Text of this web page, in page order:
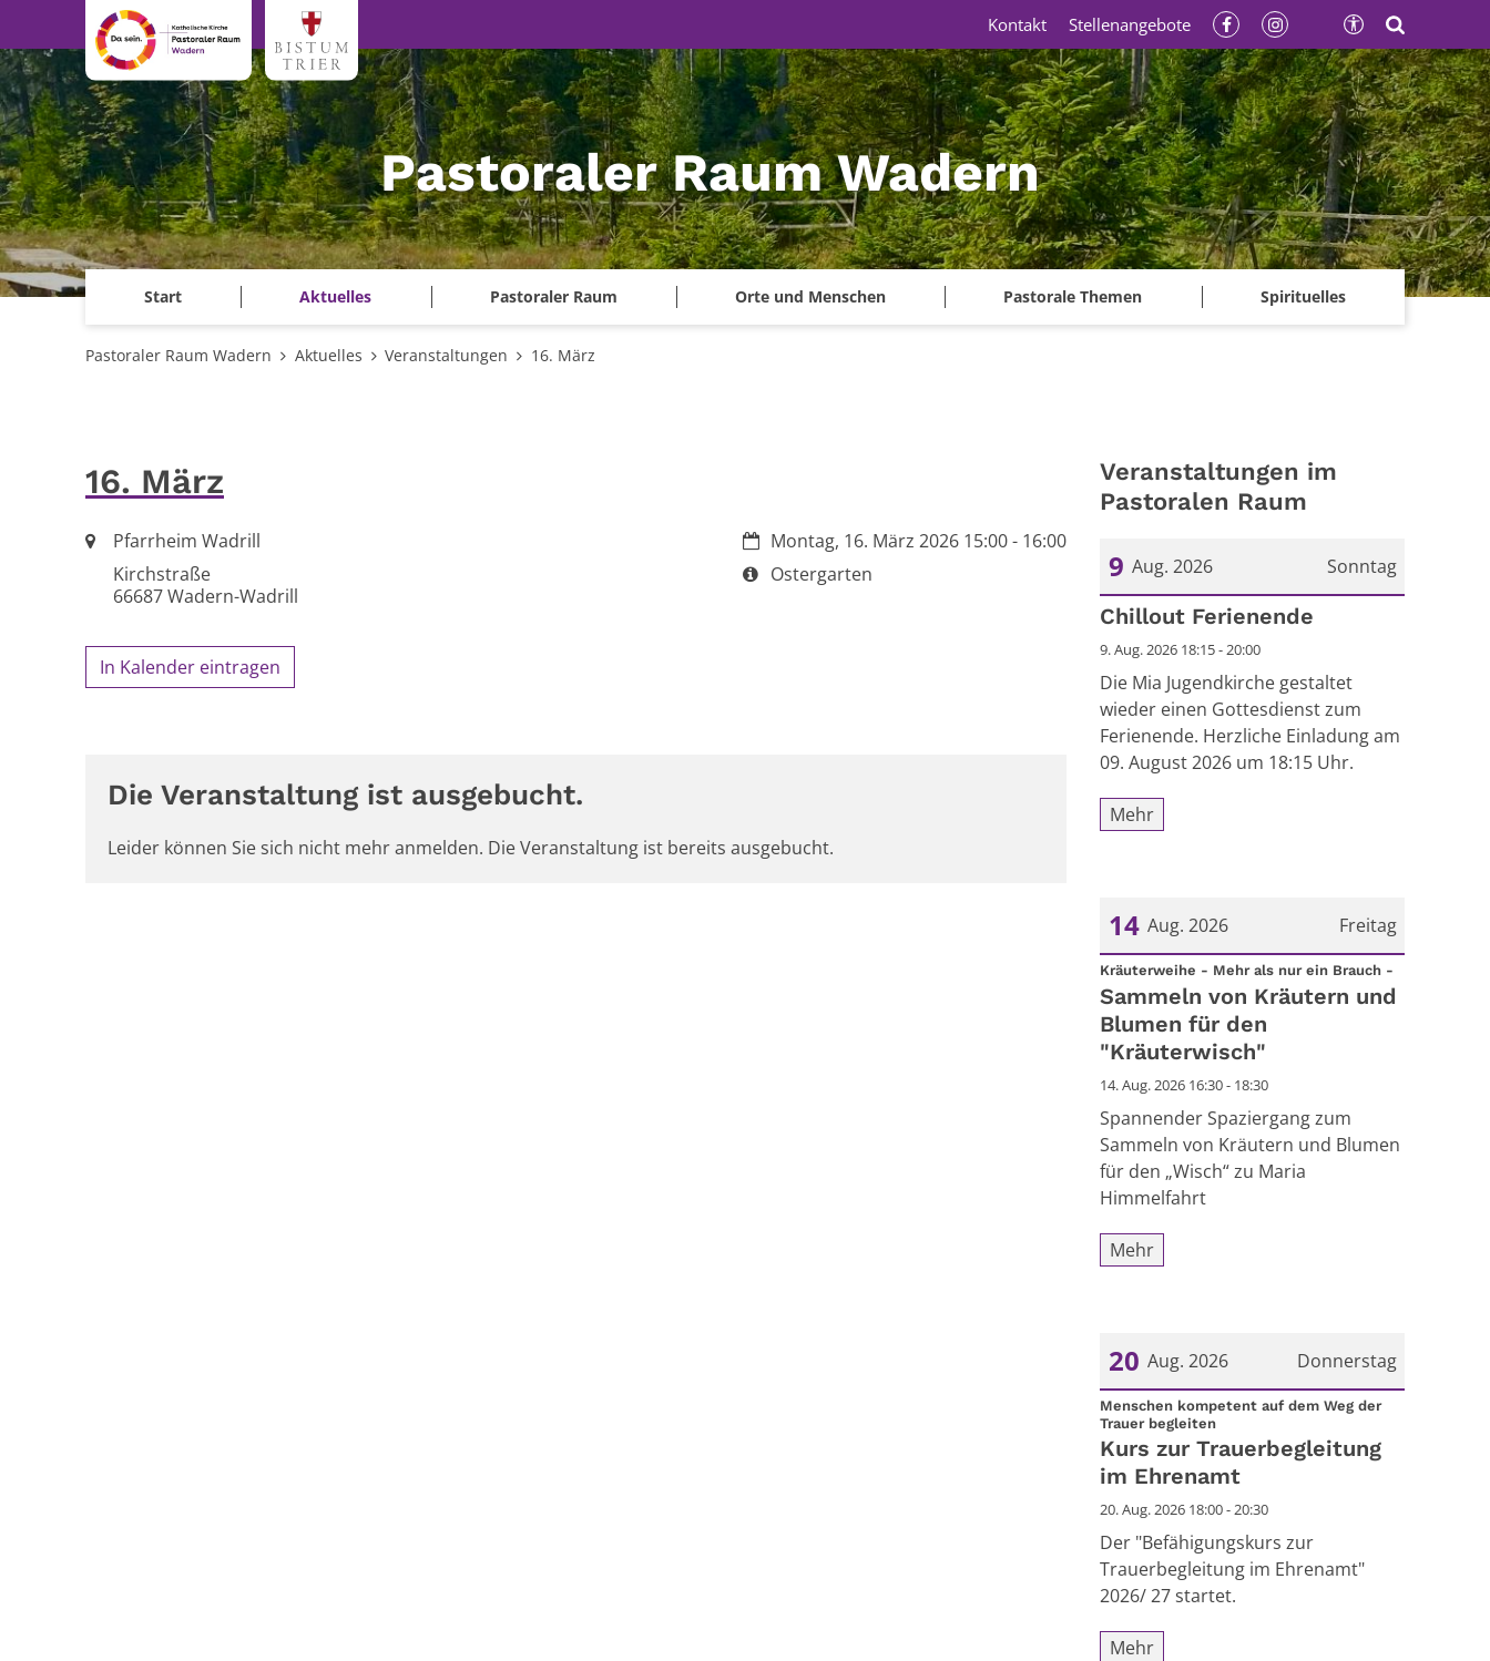
Zum Inhalt springen
Pastoraler Raum Wadern
Start Aktuelles Pastoraler Raum Orte und Menschen Pastorale Themen Spirituelles
Kontakt Stellenangebote
Pastoraler Raum Wadern Aktuelles Veranstaltungen 16. März
16. März
Datum:Montag, 16. März 2026 15:00 - 16:00
Art bzw. Nummer:
Ostergarten
Ort:Pfarrheim Wadrill
Kirchstraße
66687Wadern-Wadrill
In Kalender eintragen
Die Veranstaltung ist ausgebucht.
Leider können Sie sich nicht mehr anmelden. Die Veranstaltung ist bereits ausgebucht.
Veranstaltungen im
Pastoralen Raum
Sonntag
9 Aug. 2026
Datum: 9. August 2026
Chillout Ferienende
9. Aug. 2026 18:15 - 20:00
Die Mia Jugendkirche gestaltet
wieder einen Gottesdienst zum
Ferienende. Herzliche Einladung am
09. August 2026 um 18:15 Uhr.
Mehr
Freitag
14 Aug. 2026
Datum: 14. August 2026
Kräuterweihe - Mehr als nur ein Brauch -
Sammeln von Kräutern und
Blumen für den
"Kräuterwisch"
14. Aug. 2026 16:30 - 18:30
Spannender Spaziergang zum
Sammeln von Kräutern und Blumen
für den „Wisch“ zu Maria
Himmelfahrt
Mehr
Donnerstag
20 Aug. 2026
Datum: 20. August 2026
Menschen kompetent auf dem Weg der
Trauer begleiten:
Kurs zur Trauerbegleitung
im Ehrenamt
20. Aug. 2026 18:00 - 20:30
Der "Befähigungskurs zur
Trauerbegleitung im Ehrenamt"
2026/ 27 startet.
Mehr